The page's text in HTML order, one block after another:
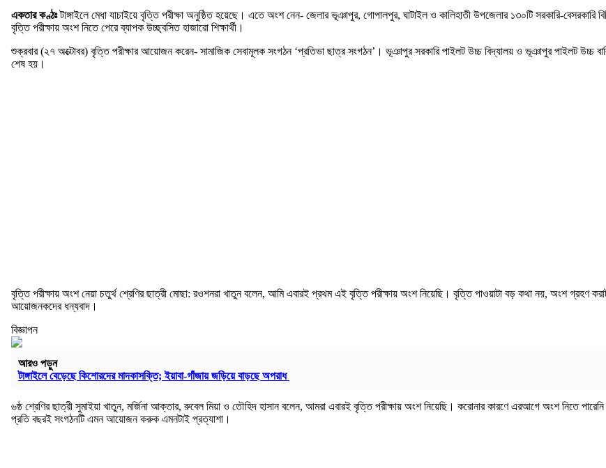
একতার কণ্ঠঃটাঙ্গাইলে মেধা যাচাইয়ে বৃত্তি পরীক্ষা অনুষ্ঠিত হয়েছে। এতে অংশ নেন- জেলার ভূঞাপুর, গোপালপুর, ঘাটাইল ও কালিহাতী উপজেলার ১৩০টি সরকারি-বেসরকারি
বৃত্তি পরীক্ষায় অংশ নিতে পেরে ব্যাপক উচ্ছ্বসিত হাজারো শিক্ষার্থী।
শুক্রবার (২৭ অক্টোবর) বৃত্তি পরীক্ষার আয়োজন করেন- সামাজিক সেবামূলক সংগঠন ‘প্রতিভা ছাত্র সংগঠন’। ভূঞাপুর সরকারি পাইলট উচ্চ বিদ্যালয় ও ভূঞাপুর পাইলট উচ্চ
শেষ হয়।
বৃত্তি পরীক্ষায় অংশ নেয়া চতুর্থ শ্রেণির ছাত্রী মোছা: রওশনরা খাতুন বলেন, আমি এবারই প্রথম এই বৃত্তি পরীক্ষায় অংশ নিয়েছি। বৃত্তি পাওয়াটা বড় কথা নয়, অংশ গ্রহণ
আয়োজনকদের ধন্যবাদ।
বিজ্ঞাপন
আরও পড়ুন
টাঙ্গাইলে বেড়েছে কিশোরদের মাদকাসক্তি; ইয়াবা-গাঁজায় জড়িয়ে বাড়ছে অপরাধ
৬ষ্ঠ শ্রেণির ছাত্রী সুমাইয়া খাতুন, মর্জিনা আক্তার, রুবেল মিয়া ও তৌহিদ হাসান বলেন, আমরা এবারই বৃত্তি পরীক্ষায় অংশ নিয়েছি। করোনার কারণে এরআগে অংশ নিতে
প্রতি বছরই সংগঠনটি এমন আয়োজন করুক এমনটাই প্রত্যাশা।